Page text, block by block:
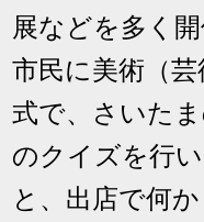
展などを多く
市民に美術（
式で、さいた
のクイズを行
と、出店で何